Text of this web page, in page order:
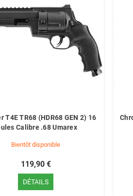
T4E TR68 (HDR68 GEN 2) 16
Calibre .68 Umarex
Bientôt disponible
119,90 €
DÉTAILS